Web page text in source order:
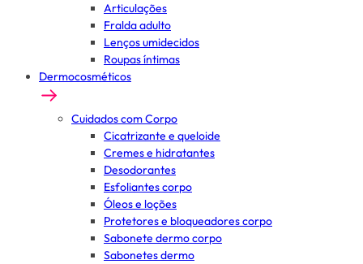
Articulações
Fralda adulto
Lenços umidecidos
Roupas íntimas
Dermocosméticos
Cuidados com Corpo
Cicatrizante e queloide
Cremes e hidratantes
Desodorantes
Esfoliantes corpo
Óleos e loções
Protetores e bloqueadores corpo
Sabonete dermo corpo
Sabonetes dermo